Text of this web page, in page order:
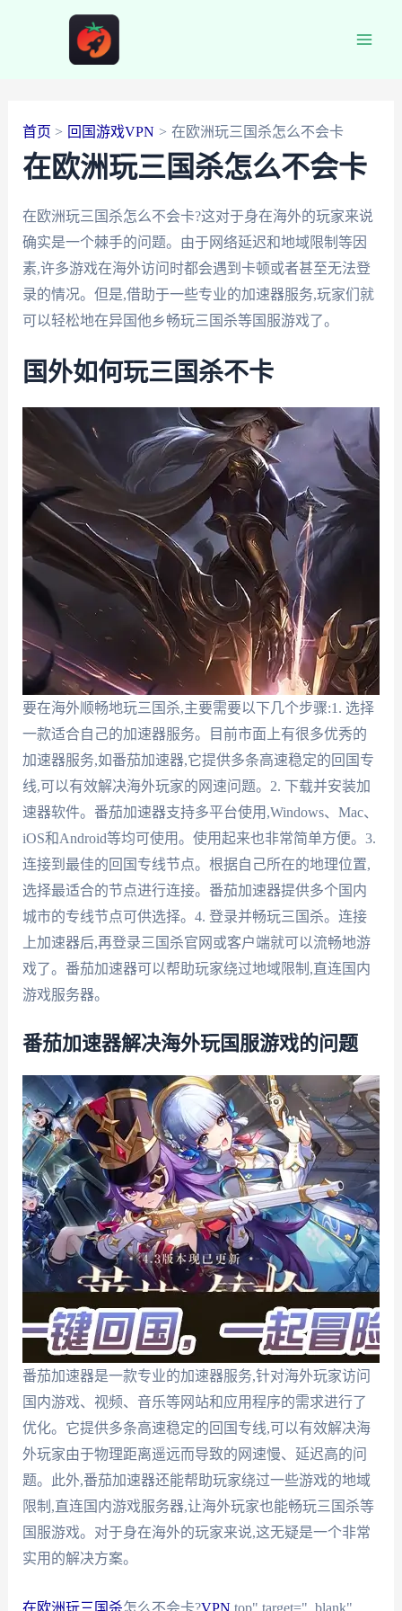
首页 回国游戏VPN 在欧洲玩三国杀怎么不会卡
在欧洲玩三国杀怎么不会卡
在欧洲玩三国杀怎么不会卡?这对于身在海外的玩家来说
确实是一个棘手的问题。由于网络延迟和地域限制等因
素,许多游戏在海外访问时都会遇到卡顿或者甚至无法登
录的情况。但是,借助于一些专业的加速器服务,玩家们就
可以轻松地在异国他乡畅玩三国杀等国服游戏了。
国外如何玩三国杀不卡
要在海外顺畅地玩三国杀,主要需要以下几个步骤:1. 选择
一款适合自己的加速器服务。目前市面上有很多优秀的
加速器服务,如番茄加速器,它提供多条高速稳定的回国专
线,可以有效解决海外玩家的网速问题。2. 下载并安装加
速器软件。番茄加速器支持多平台使用,Windows、Mac、
iOS和Android等均可使用。使用起来也非常简单方便。3.
连接到最佳的回国专线节点。根据自己所在的地理位置,
选择最适合的节点进行连接。番茄加速器提供多个国内
城市的专线节点可供选择。4. 登录并畅玩三国杀。连接
上加速器后,再登录三国杀官网或客户端就可以流畅地游
戏了。番茄加速器可以帮助玩家绕过地域限制,直连国内
游戏服务器。
番茄加速器解决海外玩国服游戏的问题
番茄加速器是一款专业的加速器服务,针对海外玩家访问
国内游戏、视频、音乐等网站和应用程序的需求进行了
优化。它提供多条高速稳定的回国专线,可以有效解决海
外玩家由于物理距离遥远而导致的网速慢、延迟高的问
题。此外,番茄加速器还能帮助玩家绕过一些游戏的地域
限制,直连国内游戏服务器,让海外玩家也能畅玩三国杀等
国服游戏。对于身在海外的玩家来说,这无疑是一个非常
实用的解决方案。
在欧洲玩三国杀怎么不会卡?VPN .top" target="_blank"